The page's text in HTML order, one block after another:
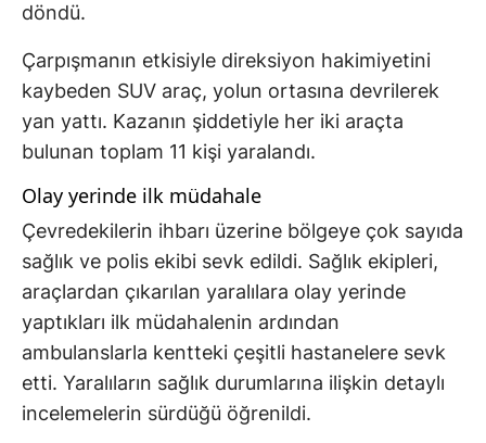
döndü.
Çarpışmanın etkisiyle direksiyon hakimiyetini
kaybeden SUV araç, yolun ortasına devrilerek
yan yattı. Kazanın şiddetiyle her iki araçta
bulunan toplam 11 kişi yaralandı.
Olay yerinde ilk müdahale
Çevredekilerin ihbarı üzerine bölgeye çok sayıda
sağlık ve polis ekibi sevk edildi. Sağlık ekipleri,
araçlardan çıkarılan yaralılara olay yerinde
yaptıkları ilk müdahalenin ardından
ambulanslarla kentteki çeşitli hastanelere sevk
etti. Yaralıların sağlık durumlarına ilişkin detaylı
incelemelerin sürdüğü öğrenildi.